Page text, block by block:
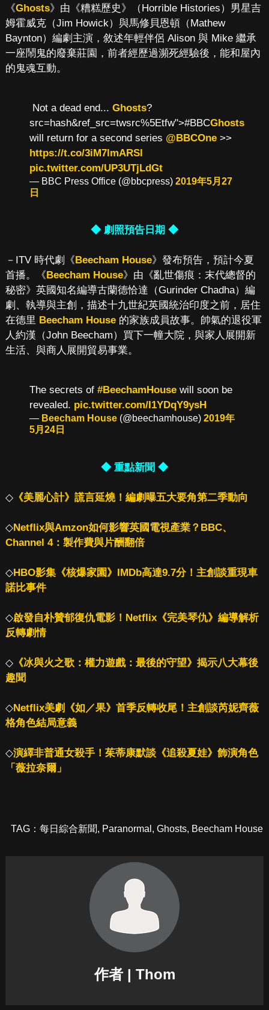
《Ghosts》由《糟糕歷史》（Horrible Histories）男星吉
姆霍威克（Jim Howick）與馬修貝恩頓（Mathew
Baynton）編劇主演，敘述年輕伴侶 Alison 與 Mike 繼承
一座鬧鬼的廢棄莊園，前者經歷過瀕死經驗後，能和屋內
的鬼魂互動。
Not a dead end... Ghosts?
src=hash&ref_src=twsrc%5Etfw">#BBCGhosts
will return for a second series @BBCOne>>
https://t.co/3iM7lmARSl
pic.twitter.com/UP3UTjLdGt
— BBC Press Office (@bbcpress) 2019年5月27
日
◆ 劇照預告日期 ◆
－ITV 時代劇《 Beecham House》發布預告，預計今夏
首播。《 Beecham House》由《亂世傷痕：末代總督的
秘密》英國知名編導古蘭德恰達（Gurinder Chadha）編
劇、執導與主創，描述十九世紀英國統治印度之前，居住
在德里 Beecham House的家族成員故事。帥氣的退役軍
人約漢（John Beecham）買下一幢大院，與家人展開新
生活、與商人展開貿易事業。
The secrets of #BeechamHousewill soon be
revealed. pic.twitter.com/I1YDqY9ysH
— Beecham House(@beechamhouse) 2019年
5月24日
◆ 重點新聞 ◆
◇《美麗心計》謊言延燒！編劇曝五大要角第二季動向
◇Netflix與Amzon如何影響英國電視產業？BBC、
Channel 4：製作費與片酬翻倍
◇HBO影集《核爆家園》IMDb高達9.7分！主創談重現車
諾比事件
◇啟發自朴贊郁復仇電影！Netflix《完美琴仇》編導解析
反轉劇情
◇《冰與火之歌：權力遊戲：最後的守望》揭示八大幕後
趣聞
◇Netflix美劇《如／果》首季反轉收尾！主創談芮妮齊薇
格角色結局意義
◇演繹非普通女殺手！茱蒂康默談《追殺夏娃》飾演角色
「薇拉奈爾」
TAG： 每日綜合新聞, Paranormal , Ghosts, Beecham House
作者 | Thom